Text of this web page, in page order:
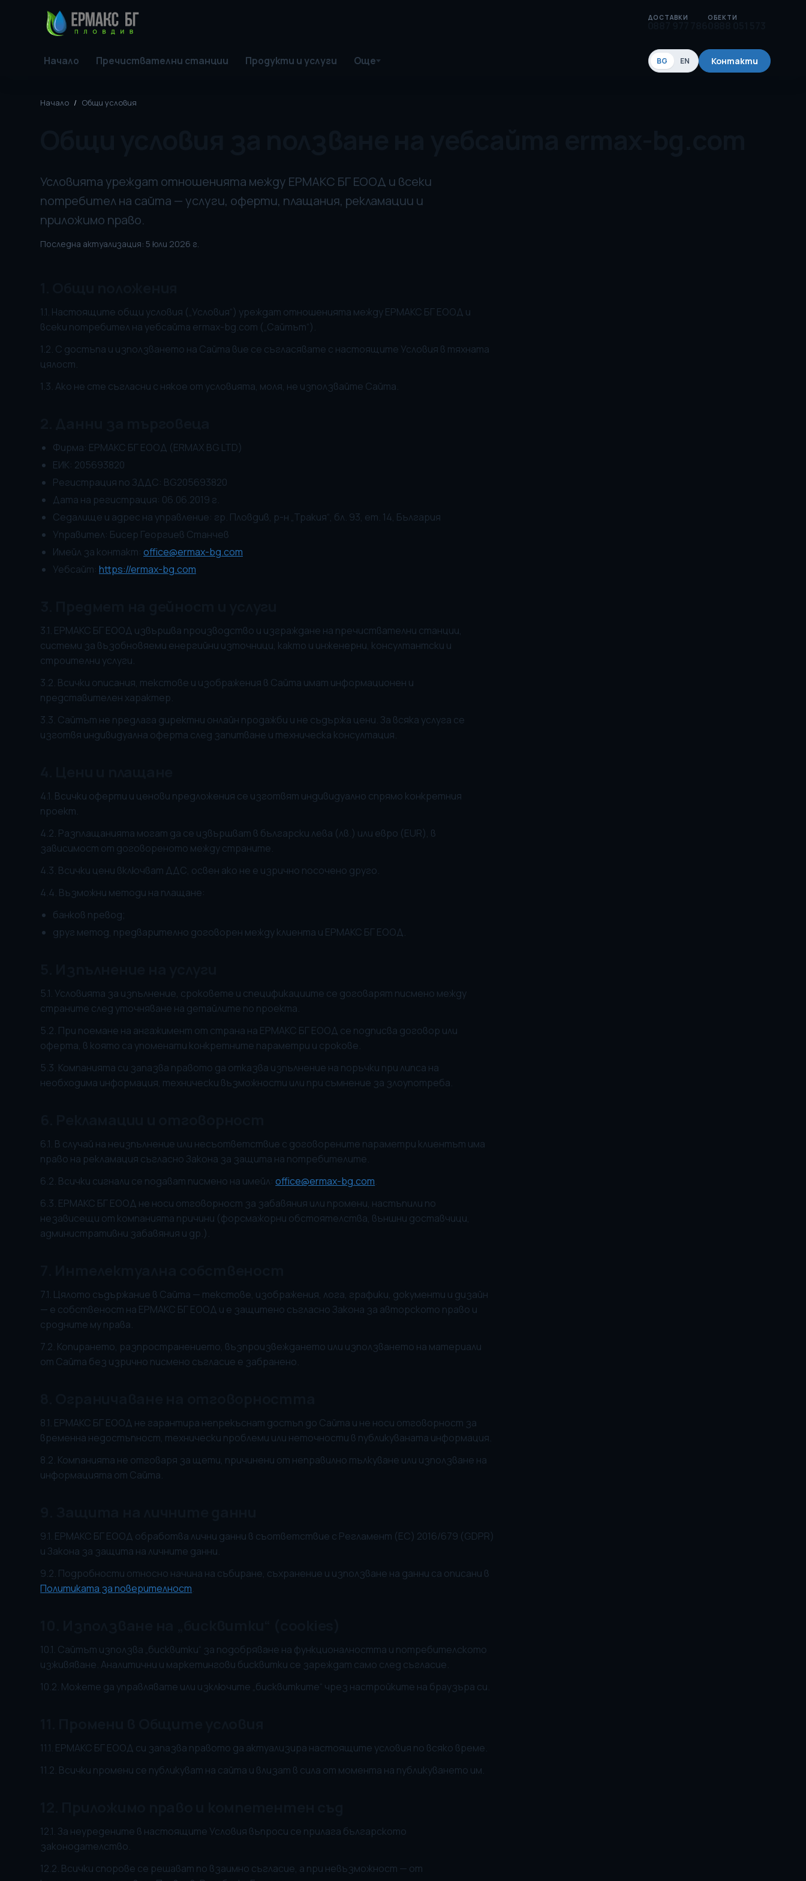
ДОСТАВКИ ОБЕКТИ
Начало Пречиствателни станции Продукти и услуги Още BG EN Контакти
Начало / Общи условия
Условията уреждат отношенията между ЕРМАКС БГ ЕООД и всеки
потребител на сайта — услуги, оферти, плащания, рекламации и
приложимо право.
Последна актуализация:5 юли 2026 г.
1.1. Настоящите общи условия („Условия“) уреждат отношенията между ЕРМАКС БГ ЕООД и
всеки потребител на уебсайта ermax-bg.com („Сайтът“).
1.2. С достъпа и използването на Сайта вие се съгласявате с настоящите Условия в тяхната
цялост.
1.3. Ако не сте съгласни с някое от условията, моля, не използвайте Сайта.
Фирма: ЕРМАКС БГ ЕООД (ERMAX BG LTD)
ЕИК: 205693820
Регистрация по ЗДДС: BG205693820
Дата на регистрация: 06.06.2019 г.
Седалище и адрес на управление: гр. Пловдив, р-н „Тракия“, бл. 93, ет. 14, България
Управител: Бисер Георгиев Станчев
Имейл за контакт: office@ermax-bg.com
Уебсайт: https://ermax-bg.com
3.1. ЕРМАКС БГ ЕООД извършва производство и изграждане на пречиствателни станции,
системи за възобновяеми енергийни източници, както и инженерни, консултантски и
строителни услуги.
3.2. Всички описания, текстове и изображения в Сайта имат информационен и
представителен характер.
3.3. Сайтът не предлага директни онлайн продажби и не съдържа цени. За всяка услуга се
изготвя индивидуална оферта след запитване и техническа консултация.
4.1. Всички оферти и ценови предложения се изготвят индивидуално спрямо конкретния
проект.
4.2. Разплащанията могат да се извършват в български лева (лв.) или евро (EUR), в
зависимост от договореното между страните.
4.3. Всички цени включват ДДС, освен ако не е изрично посочено друго.
4.4. Възможни методи на плащане:
банков превод;
друг метод, предварително договорен между клиента и ЕРМАКС БГ ЕООД.
5.1. Условията за изпълнение, сроковете и спецификациите се договарят писмено между
страните след уточняване на детайлите по проекта.
5.2. При поемане на ангажимент от страна на ЕРМАКС БГ ЕООД се подписва договор или
оферта, в която са упоменати конкретните параметри и срокове.
5.3. Компанията си запазва правото да отказва изпълнение на поръчки при липса на
необходима информация, технически възможности или при съмнение за злоупотреба.
6.1. В случай на неизпълнение или несъответствие с договорените параметри клиентът има
право на рекламация съгласно Закона за защита на потребителите.
6.2. Всички сигнали се подават писмено на имейл: office@ermax-bg.com.
6.3. ЕРМАКС БГ ЕООД не носи отговорност за забавяния или промени, настъпили по
независещи от компанията причини (форсмажорни обстоятелства, външни доставчици,
административни забавяния и др.).
7.1. Цялото съдържание в Сайта — текстове, изображения, лога, графики, документи и дизайн
— е собственост на ЕРМАКС БГ ЕООД и е защитено съгласно Закона за авторското право и
сродните му права.
7.2. Копирането, разпространението, възпроизвеждането или използването на материали
от Сайта без изрично писмено съгласие е забранено.
8.1. ЕРМАКС БГ ЕООД не гарантира непрекъснат достъп до Сайта и не носи отговорност за
временна недостъпност, технически проблеми или неточности в публикуваната информация.
8.2. Компанията не отговаря за щети, причинени от неправилно тълкуване или използване на
информацията от Сайта.
9.1. ЕРМАКС БГ ЕООД обработва лични данни в съответствие с Регламент (ЕС) 2016/679 (GDPR)
и Закона за защита на личните данни.
9.2. Подробности относно начина на събиране, съхранение и използване на данни са описани в
Политиката за поверителност.
10.1. Сайтът използва „бисквитки“ за подобряване на функционалността и потребителското
изживяване. Аналитични и маркетингови бисквитки се зареждат само след съгласие.
10.2. Можете да управлявате или изключите „бисквитките“ чрез настройките на браузъра си.
11.1. ЕРМАКС БГ ЕООД си запазва правото да актуализира настоящите условия по всяко време.
11.2. Всички промени се публикуват на сайта и влизат в сила от момента на публикуването им.
12.1. За неуредените в настоящите Условия въпроси се прилага българското
законодателство.
12.2. Всички спорове се решават по взаимно съгласие, а при невъзможност — от